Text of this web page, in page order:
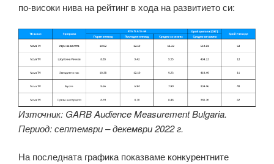
по-високи нива на рейтинг в хода на развитието си:
Източник: GARB Audience Measurement Bulgaria.
Период: септември – декември 2022 г.
На последната графика показваме конкурентните